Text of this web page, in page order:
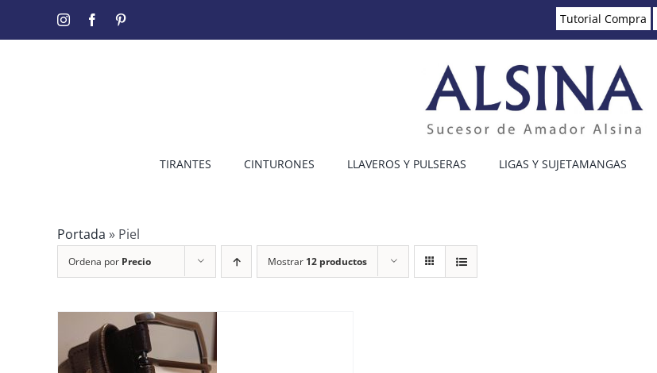
InstagramFacebook Tutorial Compra
TIRANTES CINTURONES LLAVEROS Y PULSERAS LIGAS Y SUJETAMANGAS
Portada » Piel
Ordena por Precio Mostrar 12 productos